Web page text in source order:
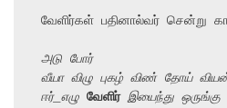
வேளிர்கள் பதினால்வர் சென்று
அடு போர்
வீயா விழு புகழ் விண் தோய்
ஈர்_எழு வேளிர் இயைந்து ஒருங்கு